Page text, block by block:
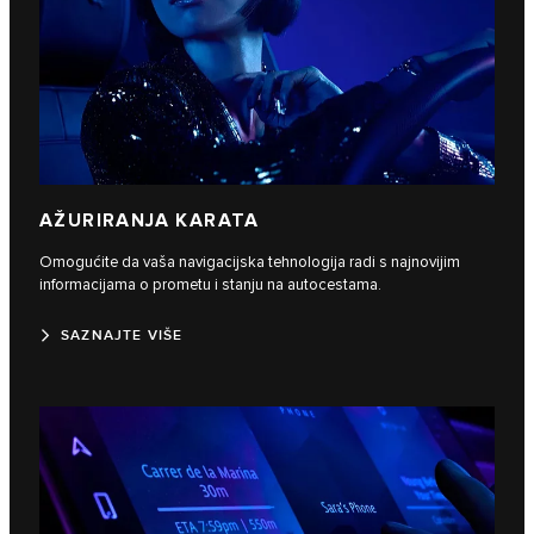
AŽURIRANJA KARATA
Omogućite da vaša navigacijska tehnologija radi s najnovijim
informacijama o prometu i stanju na autocestama.
SAZNAJTE VIŠE